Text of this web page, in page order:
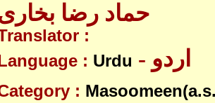
حماد رضا
:
: Urdu - اردو
: